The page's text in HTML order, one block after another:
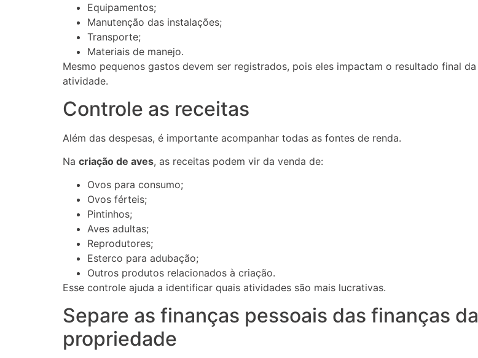
Equipamentos;
Manutenção das instalações;
Transporte;
Materiais de manejo.
Mesmo pequenos gastos devem ser registrados, pois eles impactam o resultado final da
atividade.
Controle as receitas
Além das despesas, é importante acompanhar todas as fontes de renda.
Na criação de aves, as receitas podem vir da venda de:
Ovos para consumo;
Ovos férteis;
Pintinhos;
Aves adultas;
Reprodutores;
Esterco para adubação;
Outros produtos relacionados à criação.
Esse controle ajuda a identificar quais atividades são mais lucrativas.
Separe as finanças pessoais das finanças da
propriedade